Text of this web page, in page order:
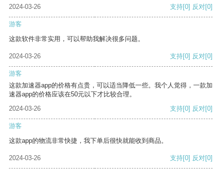
2024-03-26 支持[0] 反对[0]
游客
这款软件非常实用，可以帮助我解决很多问题。
2024-03-26 支持[0] 反对[0]
游客
这款加速器app的价格有点贵，可以适当降低一些。我个人觉得，一款加
速器app的价格应该在50元以下才比较合理。
2024-03-26
支持[0] 反对[0]
游客
这款app的物流非常快捷，我下单后很快就能收到商品。
2024-03-26 支持[0] 反对[0]